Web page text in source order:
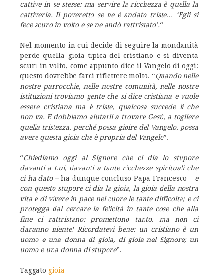
cattive in se stesse: ma servire la ricchezza è quella la
cattiveria. Il poveretto se ne è andato triste… ‘Egli si
fece scuro in volto e se ne andò rattristato’.“
Nel momento in cui decide di seguire la mondanità
perde quella gioia tipica del cristiano e si diventa
scuri in volto, come appunto dice il Vangelo di oggi:
questo dovrebbe farci riflettere molto. “Quando nelle
nostre parrocchie, nelle nostre comunità, nelle nostre
istituzioni troviamo gente che si dice cristiana e vuole
essere cristiana ma è triste, qualcosa succede lì che
non va. E dobbiamo aiutarli a trovare Gesù, a togliere
quella tristezza, perché possa gioire del Vangelo, possa
avere questa gioia che è propria del Vangelo”.
“Chiediamo oggi al Signore che ci dia lo stupore
davanti a Lui, davanti a tante ricchezze spirituali che
ci ha dato –ha dunque concluso Papa Francesco – e
con questo stupore ci dia la gioia, la gioia della nostra
vita e di vivere in pace nel cuore le tante difficoltà; e ci
protegga dal cercare la felicità in tante cose che alla
fine ci rattristano: promettono tanto, ma non ci
daranno niente! Ricordatevi bene: un cristiano è un
uomo e una donna di gioia, di gioia nel Signore; un
uomo e una donna di stupore”.
Taggato gioia